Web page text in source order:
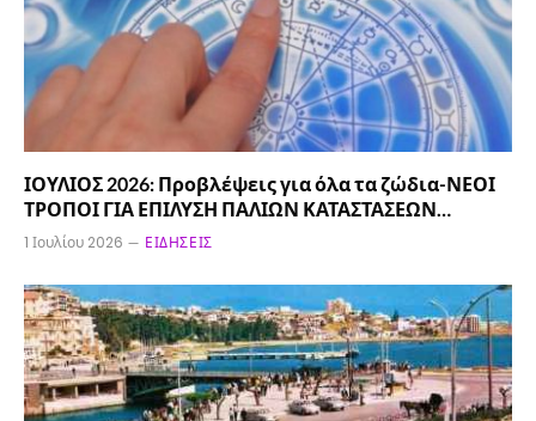
ΙΟΥΛΙΟΣ 2026: Προβλέψεις για όλα τα ζώδια-ΝΕΟΙ
ΤΡΟΠΟΙ ΓΙΑ ΕΠΙΛΥΣΗ ΠΑΛΙΩΝ ΚΑΤΑΣΤΑΣΕΩΝ…
1 Ιουλίου 2026 ΕΙΔΉΣΕΙΣ